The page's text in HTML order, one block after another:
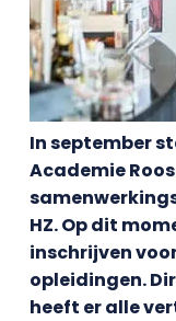
In september
Academie
HZ. Op dit
inschrijven
opleidingen.
heeft er alle